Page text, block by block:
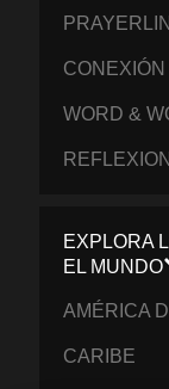
WORD &
EXPLORA
EL MUNDO
AMÉRICA
CARIBE